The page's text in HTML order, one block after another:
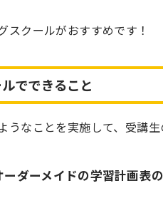
スクールがおすすめです！
でできること
うなことを実施して、受講生
ダーメイドの学習計画表